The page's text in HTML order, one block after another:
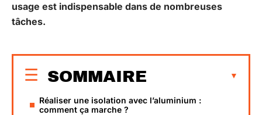
usage est indispensable dans de nombreuses
tâches.
SOMMAIRE
Réaliser une isolation avec l’aluminium :
comment ça marche ?